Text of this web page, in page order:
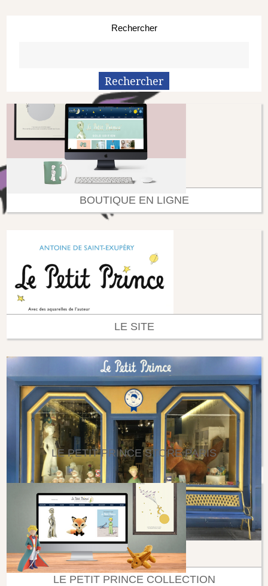
Rechercher
BOUTIQUE EN LIGNE
LE SITE
LE PETIT PRINCE STORE PARIS
LE PETIT PRINCE COLLECTION